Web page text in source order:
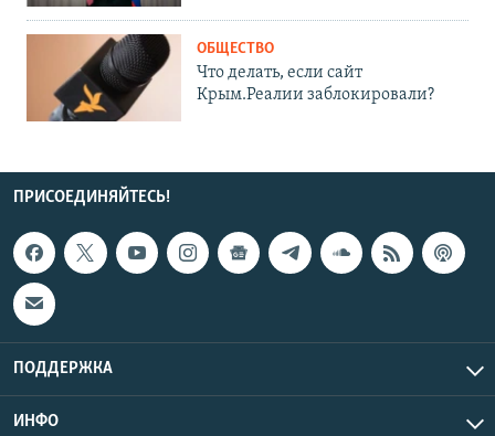
ОБЩЕСТВО
Что делать, если сайт
Крым.Реалии заблокировали?
ПРИСОЕДИНЯЙТЕСЬ!
ПОДДЕРЖКА
ИНФО